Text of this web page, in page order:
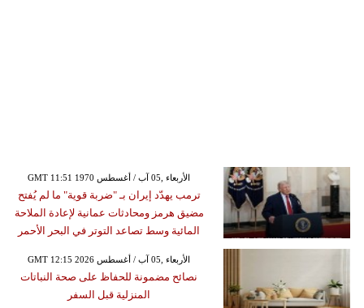
GMT 11:51 1970 الأربعاء ,05 آب / أغسطس
ترمب يهدّد إيران بـ "ضربة قوية" ما لم يُفتح
مضيق هرمز ومحادثات عمانية لإعادة الملاحة
المائية وسط تصاعد التوتر في البحر الأحمر
GMT 12:15 2026 الأربعاء ,05 آب / أغسطس
نصائح مضمونة للحفاظ على صحة النباتات
المنزلية قبل السفر